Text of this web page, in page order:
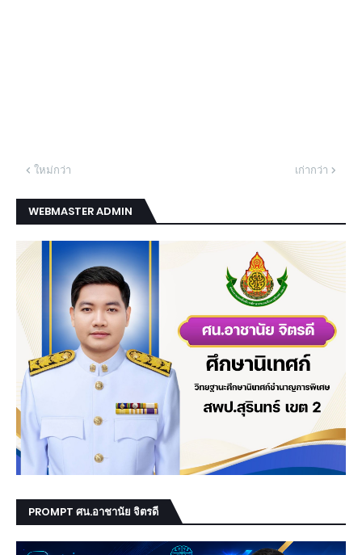
ใหม่กว่า เก่ากว่า
WEBMASTER ADMIN
PROMPT ศน.อาชานัย จิตรดี